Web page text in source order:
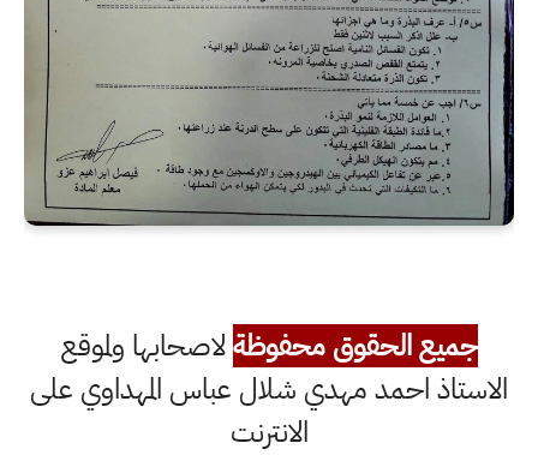
جميع الحقوق محفوظةلاصحابها ولموقع
الاستاذ احمد مهدي شلال عباس المهداوي على
الانترنت